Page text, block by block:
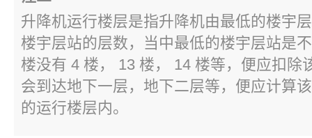
升降机运行楼层是指升降机由最低的楼宇
楼宇层站的层数，当中最低的楼宇层站是
楼没有 4 楼， 13 楼， 14 楼等，便应扣除
会到达地下一层，地下二层等，便应计算
的运行楼层内。